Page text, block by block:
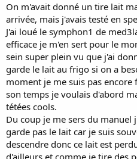
On m'avait donné un tire lait
arrivée, mais j'avais testé en
J'ai loué le symphon1 de
efficace je m'en sert pour le
sein super plein vu que j'ai
garde le lait au frigo si on a
moment je me suis pas encore
son temps je voulais d'abord
tétées cools.
Du coup je me sers du manuel
garde pas le lait car je suis
descendre donc ce lait est
d'ailleurs et comme je tire des